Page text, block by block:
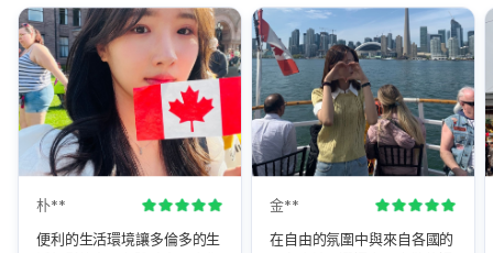
朴**
便利的生活環境讓多倫多的生
金**
在自由的氛圍中與來自各國的